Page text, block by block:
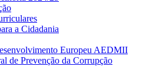
a Cidadania
Europeu AEDMII
de Prevenção da Corrupção